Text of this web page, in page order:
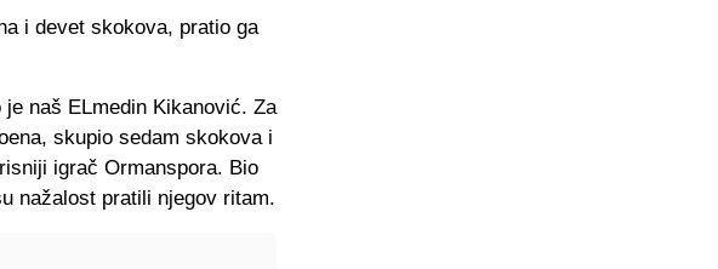
i devet skokova, pratio ga
naš ELmedin Kikanović. Za
skupio sedam skokova i
igrač Ormanspora. Bio
nažalost pratili njegov ritam.